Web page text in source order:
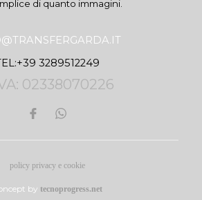
di quanto immagini.
3289512249
02338070226
policy privacy e cookie
by tecnoprogress.net